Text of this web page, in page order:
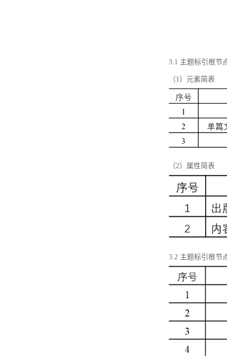
3.1 主题标引根节
（1）元素简表
（2）属性简表
3.2 主题标引根节